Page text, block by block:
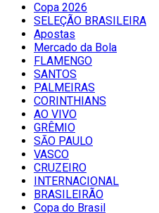
Copa 2026
SELEÇÃO BRASILEIRA
Apostas
Mercado da Bola
FLAMENGO
SANTOS
PALMEIRAS
CORINTHIANS
AO VIVO
GRÊMIO
SĀO PAULO
VASCO
CRUZEIRO
INTERNACIONAL
BRASILEIRÃO
Copa do Brasil